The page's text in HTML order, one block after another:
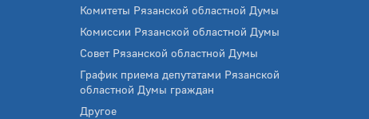
Комитеты Рязанской областной Думы
Комиссии Рязанской областной Думы
Совет Рязанской областной Думы
График приема депутатами Рязанской
областной Думы граждан
Другое